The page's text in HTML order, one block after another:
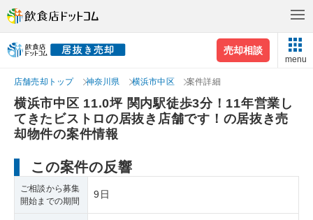
売却相談
menu
店舗売却トップ 神奈川県 横浜市中区 案件詳細
横浜市中区 11.0坪 関内駅徒歩3分！11年営業し
てきたビストロの居抜き店舗です！の居抜き売
却物件の案件情報
この案件の反響
ご相談から募集
開始までの期間
9日